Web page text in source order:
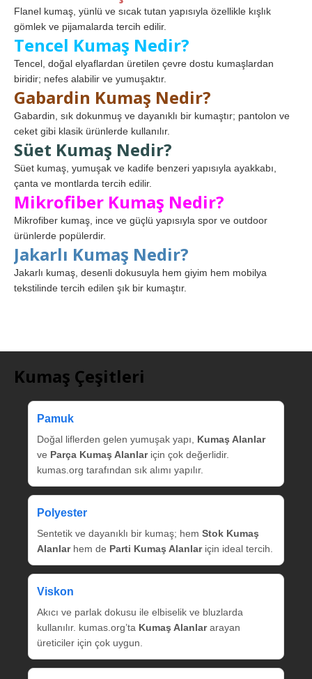
Flanel kumaş, yünlü ve sıcak tutan yapısıyla özellikle kışlık
gömlek ve pijamalarda tercih edilir.
Tencel Kumaş Nedir?
Tencel, doğal elyaflardan üretilen çevre dostu kumaşlardan
biridir; nefes alabilir ve yumuşaktır.
Gabardin Kumaş Nedir?
Gabardin, sık dokunmuş ve dayanıklı bir kumaştır; pantolon ve
ceket gibi klasik ürünlerde kullanılır.
Süet Kumaş Nedir?
Süet kumaş, yumuşak ve kadife benzeri yapısıyla ayakkabı,
çanta ve montlarda tercih edilir.
Mikrofiber Kumaş Nedir?
Mikrofiber kumaş, ince ve güçlü yapısıyla spor ve outdoor
ürünlerde popülerdir.
Jakarlı Kumaş Nedir?
Jakarlı kumaş, desenli dokusuyla hem giyim hem mobilya
tekstilinde tercih edilen şık bir kumaştır.
Kumaş Çeşitleri
Pamuk
Doğal liflerden gelen yumuşak yapı, Kumaş Alanlar
ve Parça Kumaş Alanlariçin çok değerlidir.
kumas.org tarafından sık alımı yapılır.
Polyester
Sentetik ve dayanıklı bir kumaş; hem Stok Kumaş
Alanlarhem de Parti Kumaş Alanlariçin ideal tercih.
Viskon
Akıcı ve parlak dokusu ile elbiselik ve bluzlarda
kullanılır. kumas.org’ta Kumaş Alanlararayan
üreticiler için çok uygun.